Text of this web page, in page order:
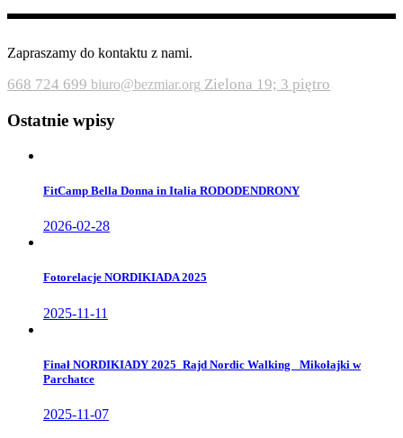
Zapraszamy do kontaktu z nami.
668 724 699 biuro@bezmiar.org Zielona 19; 3 piętro
Ostatnie wpisy
FitCamp Bella Donna in Italia RODODENDRONY
2026-02-28
Fotorelacje NORDIKIADA 2025
2025-11-11
Finał NORDIKIADY 2025_Rajd Nordic Walking _Mikołajki w
Parchatce
2025-11-07